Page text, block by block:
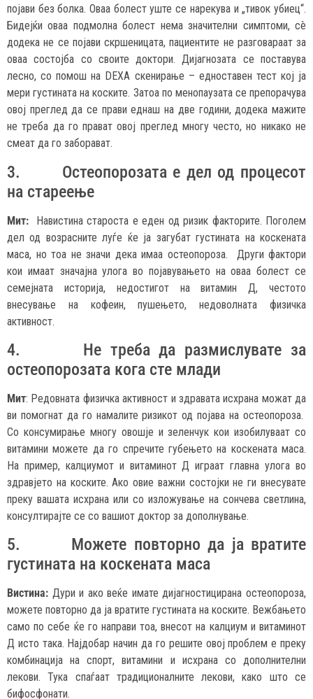
појави без болка. Оваа болест уште се нарекува и „тивок убиец“.
Бидејќи оваа подмолна болест нема значителни симптоми, сè
додека не се појави скршеницата, пациентите не разговараат за
оваа состојба со своите доктори. Дијагнозата се поставува
лесно, со помош на DEXA скенирање – едноставен тест кој ја
мери густината на коските. Затоа по менопаузата се препорачува
овој преглед да се прави еднаш на две години, додека мажите
не треба да го прават овој преглед многу често, но никако не
смеат да го заборават.
3. Остеопорозата е дел од процесот
на стареење
Мит: Навистина староста е еден од ризик факторите. Поголем
дел од возрасните луѓе ќе ја загубат густината на коскената
маса, но тоа не значи дека имаа остеопороза. Други фактори
кои имаат значајна улога во појавувањето на оваа болест се
семејната историја, недостигот на витамин Д, честото
внесување на кофеин, пушењето, недоволната физичка
активност.
4. Не треба да размислувате за
остеопорозата кога сте млади
Мит: Редовната физичка активност и здравата исхрана можат да
ви помогнат да го намалите ризикот од појава на остеопороза.
Со консумирање многу овошје и зеленчук кои изобилуваат со
витамини можете да го спречите губењето на коскената маса.
На пример, калциумот и витаминот Д играат главна улога во
здравјето на коските. Ако овие важни состојки не ги внесувате
преку вашата исхрана или со изложување на сончева светлина,
консултирајте се со вашиот доктор за дополнување.
5.
Можете повторно да ја вратите
густината на коскената маса
Вистина: Дури и ако веќе имате дијагностицирана остеопороза,
можете повторно да ја вратите густината на коските. Вежбањето
само по себе ќе го направи тоа, внесот на калциум и витаминот
Д исто така. Најдобар начин да го решите овој проблем е преку
комбинација на спорт, витамини и исхрана со дополнителни
лекови. Тука спаѓаат традиционалните лекови, како што се
бифосфонати.